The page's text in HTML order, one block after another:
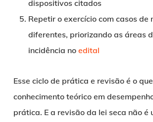
dispositivos citados
Repetir o exercício com casos de
diferentes, priorizando as áreas
incidência no edital
Esse ciclo de prática e revisão é o
conhecimento teórico em
prática. E a revisão da lei seca não é